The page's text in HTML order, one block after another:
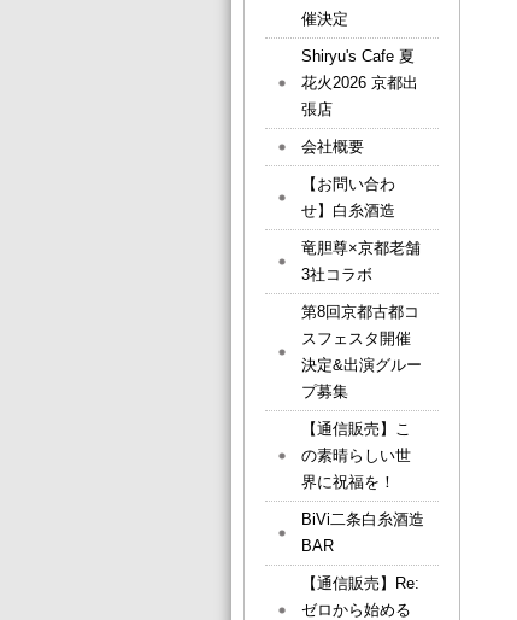
催決定
Shiryu's Cafe 夏
花火2026 京都出
張店
会社概要
【お問い合わ
せ】白糸酒造
竜胆尊×京都老舗
3社コラボ
第8回京都古都コ
スフェスタ開催
決定&出演グルー
プ募集
【通信販売】こ
の素晴らしい世
界に祝福を！
BiVi二条白糸酒造
BAR
【通信販売】Re:
ゼロから始める